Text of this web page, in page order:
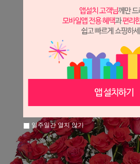
※ 필독해주세
는 시세 변동에 따라 가격이
문의 후 주문 바랍
일주일간 열지 않기